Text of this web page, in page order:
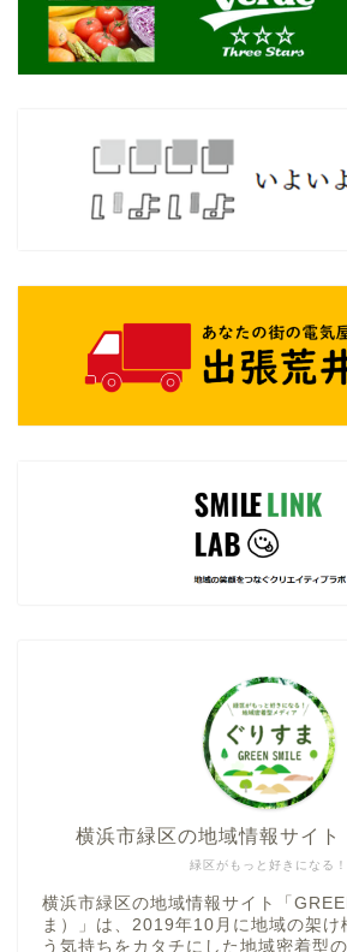
緑区がもっと好きになる！
横浜市緑区の地域情報サイト
横浜市緑区の地域情報サイト「
ま）」は、2019年10月に地域の架け
う気持ちをカタチにした地域密着型